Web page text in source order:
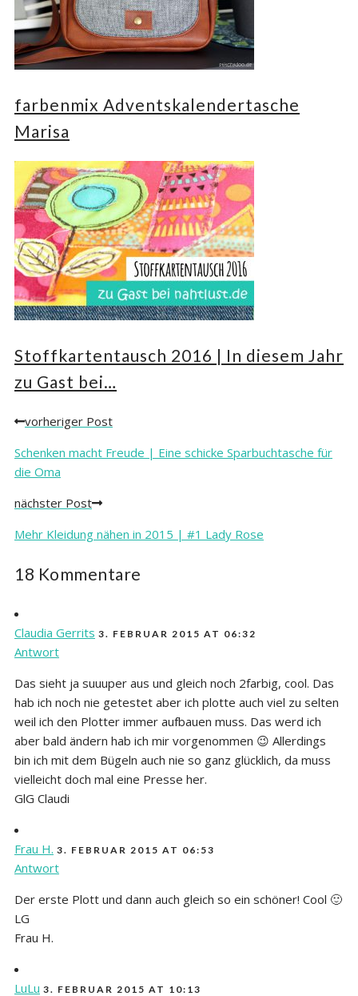
farbenmix Adventskalendertasche
Marisa
Stoffkartentausch 2016 | In diesem Jahr
zu Gast bei…
Posts
navigation
vorheriger Post
Schenken macht Freude | Eine schicke Sparbuchtasche für
die Oma
nächster Post
Mehr Kleidung nähen in 2015 | #1 Lady Rose
18 Kommentare
Claudia Gerrits 3. FEBRUAR 2015 AT 06:32
Antwort
Das sieht ja suuuper aus und gleich noch 2farbig, cool. Das
hab ich noch nie getestet aber ich plotte auch viel zu selten
weil ich den Plotter immer aufbauen muss. Das werd ich
aber bald ändern hab ich mir vorgenommen 😉 Allerdings
bin ich mit dem Bügeln auch nie so ganz glücklich, da muss
vielleicht doch mal eine Presse her.
GlG Claudi
Frau H. 3. FEBRUAR 2015 AT 06:53
Antwort
Der erste Plott und dann auch gleich so ein schöner! Cool 🙂
LG
Frau H.
LuLu 3. FEBRUAR 2015 AT 10:13